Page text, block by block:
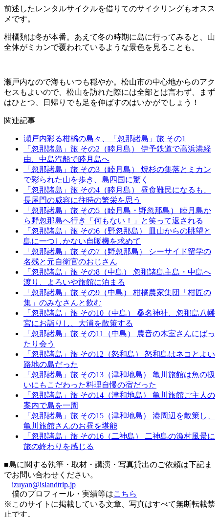
前述したレンタルサイクルを借りてのサイクリングもオスス
メです。
柑橘類は冬が本番。あえて冬の時期に島に行ってみると、山
全体がミカンで覆われているような景色を見ることも。
瀬戸内なので海もいつも穏やか。松山市の中心地からのアク
セスもよいので、松山を訪れた際には全部とは言わず、まず
はひとつ、日帰りでも足を伸ばすのはいかがでしょう！
関連記事
瀬戸内彩る柑橘の島々、「忽那諸島」旅 その1
「忽那諸島」旅 その2（睦月島） 伊予鉄道で高浜港経
由、中島汽船で睦月島へ
「忽那諸島」旅 その3（睦月島） 焼杉の集落とミカン
で彩られた山を歩き、島四国に驚く
「忽那諸島」旅 その4（睦月島） 昼食難民になるも、
長屋門の威容に往時の繁栄を思う
「忽那諸島」旅 その5（睦月島・野忽那島） 睦月島か
ら野忽那島へ行き「何もない！」と笑って返される
「忽那諸島」旅 その6（野忽那島） 皿山からの眺望と
島に一つしかない自販機を求めて
「忽那諸島」旅 その7（野忽那島） シーサイド留学の
名残と元自衛官のおじさん
「忽那諸島」旅 その8（中島） 忽那諸島主島・中島へ
渡り、よろいや旅館に泊まる
「忽那諸島」旅 その9（中島） 柑橘農家集団「柑匠の
集」のみなさんと飲む
「忽那諸島」旅 その10（中島） 桑名神社、忽那島八幡
宮にお詣りし、大浦を散策する
「忽那諸島」旅 その11（中島） 農音の木室さんにばっ
たり会う
「忽那諸島」旅 その12（怒和島） 怒和島はネコとよい
路地の島だった
「忽那諸島」旅 その13（津和地島） 亀川旅館は魚の扱
いにもこだわった料理自慢の宿だった
「忽那諸島」旅 その14（津和地島） 亀川旅館ご主人の
案内で島を一周
「忽那諸島」旅 その15（津和地島） 港周辺を散策し、
亀川旅館さんのお昼を堪能
「忽那諸島」旅 その16（二神島） 二神島の漁村風景に
旅の終わりを感じる
■島に関する執筆・取材・講演・写真貸出のご依頼は下記ま
でお問い合わせください。
izuyan@islandtrip.jp
僕のプロフィール・実績等はこちら
※このサイトに掲載している文章、写真はすべて無断転載禁
止です。